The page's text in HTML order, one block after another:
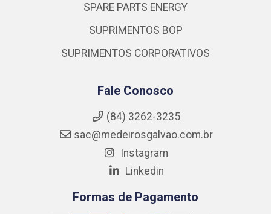
SPARE PARTS ENERGY
SUPRIMENTOS BOP
SUPRIMENTOS CORPORATIVOS
Fale Conosco
(84) 3262-3235
sac@medeirosgalvao.com.br
Instagram
Linkedin
Formas de Pagamento